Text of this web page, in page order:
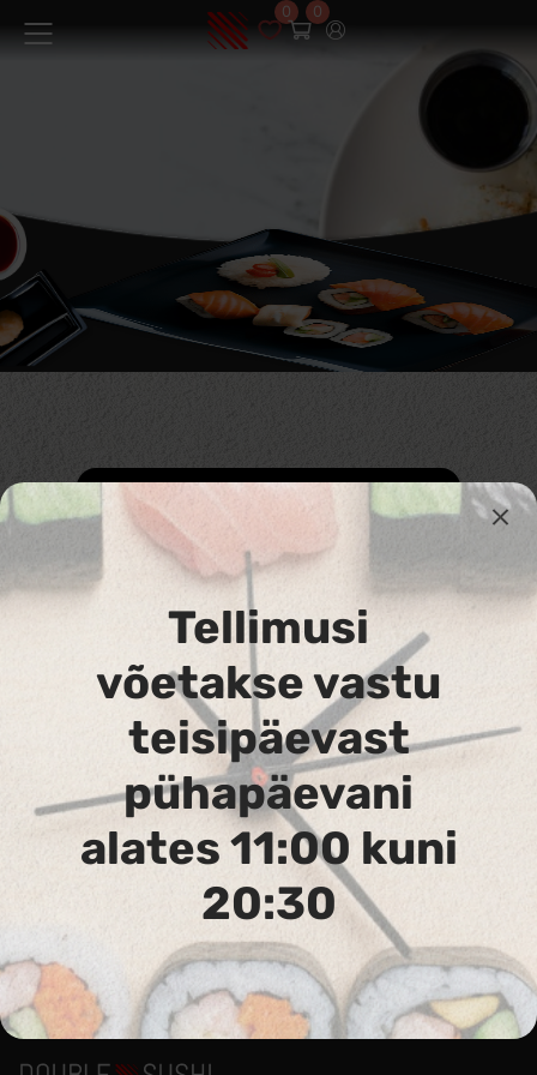
0 0
Menüü
124. Soho Maki
Hiidkrevett tempuras, majonees
Аллергены :
Tellimusi
võetakse vastu
teisipäevast
pühapäevani
alates 11:00 kuni
20:30